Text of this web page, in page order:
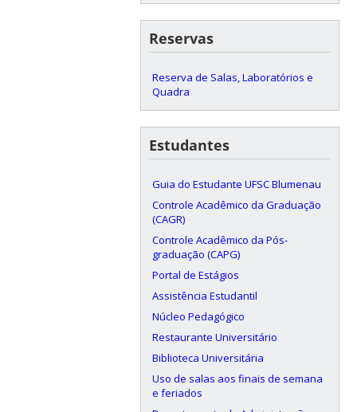
Reservas
Reserva de Salas, Laboratórios e
Quadra
Estudantes
Guia do Estudante UFSC Blumenau
Controle Acadêmico da Graduação
(CAGR)
Controle Acadêmico da Pós-
graduação (CAPG)
Portal de Estágios
Assistência Estudantil
Núcleo Pedagógico
Restaurante Universitário
Biblioteca Universitária
Uso de salas aos finais de semana
e feriados